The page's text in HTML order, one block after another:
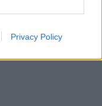
Privacy Policy